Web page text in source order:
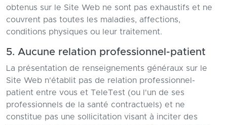
obtenus sur le Site Web ne sont pas exhaustifs et ne
couvrent pas toutes les maladies, affections,
conditions physiques ou leur traitement.
5. Aucune relation professionnel-patient
La présentation de renseignements généraux sur le
Site Web n'établit pas de relation professionnel-
patient entre vous et TeleTest (ou l'un de ses
professionnels de la santé contractuels) et ne
constitue pas une sollicitation visant à inciter des